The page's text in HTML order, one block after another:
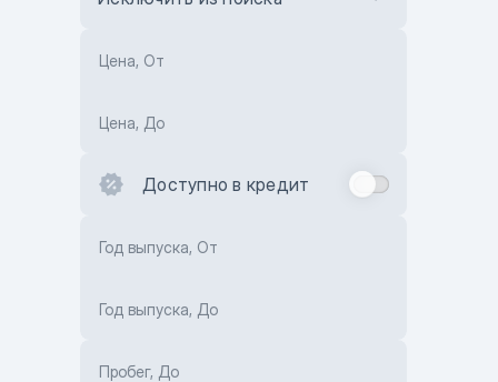
Цена, От
Цена, До
Доступно в кредит
Год выпуска, От
Год выпуска, До
Пробег, До